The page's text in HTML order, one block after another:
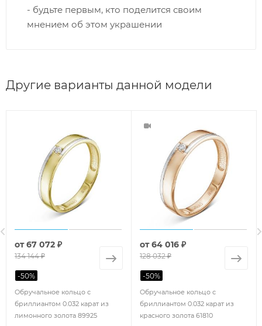
- будьте первым, кто поделится своим
мнением об этом украшении
Другие варианты данной модели
Обручальное кольцо с
бриллиантом 0.032 карат из
лимонного золота 89925
от67 072 ₽
134 144 ₽
-50%
Обручальное кольцо с
бриллиантом 0.032 карат из
красного золота 61810
от64 016 ₽
128 032 ₽
-50%